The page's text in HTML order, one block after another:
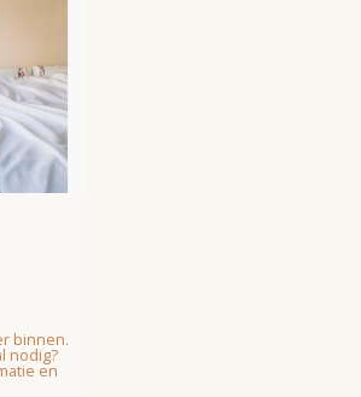
binnen.
nodig?
en